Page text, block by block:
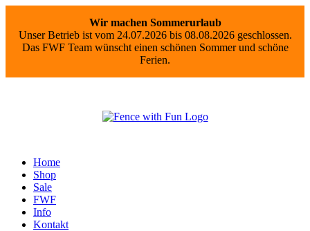
Wir machen Sommerurlaub
Unser Betrieb ist vom 24.07.2026 bis 08.08.2026 geschlossen.
Das FWF Team wünscht einen schönen Sommer und schöne
Ferien.
Home
Shop
Sale
FWF
Info
Kontakt